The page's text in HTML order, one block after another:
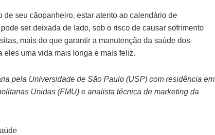
de seu cãopanheiro, estar atento ao calendário de
ser deixada de lado, sob o risco de causar sofrimento
mais do que garantir a manutenção da saúde dos
uma vida mais longa e mais feliz.
pela Universidade de São Paulo (USP) com residência em
Unidas (FMU) e analista técnica de marketing da